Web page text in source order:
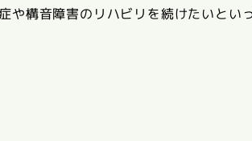
や構音障害のリハビリを続けたいと